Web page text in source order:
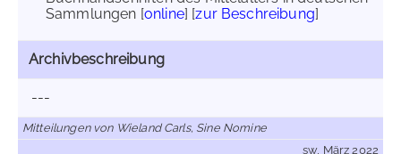
Sammlungen [online] [zur Beschreibung]
Archivbeschreibung
---
Mitteilungen von Wieland Carls, Sine Nomine
sw, März 2022